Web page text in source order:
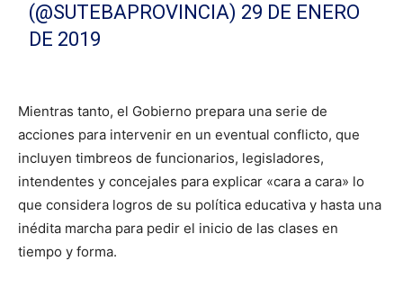
(@SUTEBAPROVINCIA) 29 DE ENERO
DE 2019
Mientras tanto, el Gobierno prepara una serie de
acciones para intervenir en un eventual conflicto, que
incluyen timbreos de funcionarios, legisladores,
intendentes y concejales para explicar «cara a cara» lo
que considera logros de su política educativa y hasta una
inédita marcha para pedir el inicio de las clases en
tiempo y forma.